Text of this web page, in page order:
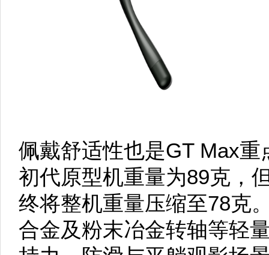
佩戴舒适性也是GT Max
初代原型机重量为89克，
终将整机重量压缩至78克
合金及粉末冶金转轴等轻